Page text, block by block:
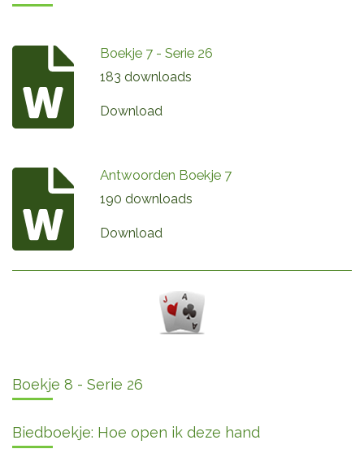
Boekje 7 - Serie 26
183 downloads
Download
Antwoorden Boekje 7
190 downloads
Download
Boekje 8 - Serie 26
Biedboekje: Hoe open ik deze hand